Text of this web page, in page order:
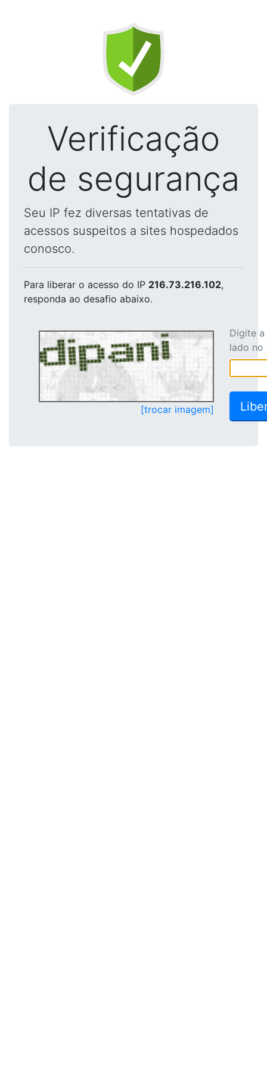
Verificação
de segurança
Seu IP fez diversas tentativas de
acessos suspeitos a sites hospedados
conosco.
Para liberar o acesso do IP 216.73.216.102,
responda ao desafio abaixo.
[trocar imagem]
Digite
lado no